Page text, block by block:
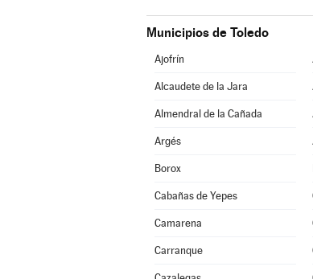
Municipios de Toledo
Ajofrín
Alcaudete de la Jara
Almendral de la Cañada
Argés
Borox
Cabañas de Yepes
Camarena
Carranque